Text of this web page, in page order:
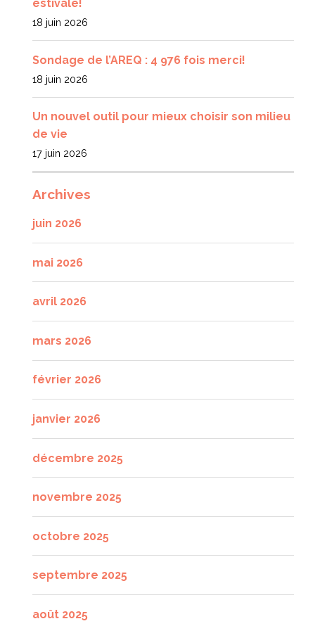
estivale!
18 juin 2026
Sondage de l’AREQ : 4 976 fois merci!
18 juin 2026
Un nouvel outil pour mieux choisir son milieu
de vie
17 juin 2026
Archives
juin 2026
mai 2026
avril 2026
mars 2026
février 2026
janvier 2026
décembre 2025
novembre 2025
octobre 2025
septembre 2025
août 2025